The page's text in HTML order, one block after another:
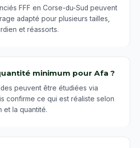
FFF en Corse-du-Sud peuvent
adapté pour plusieurs tailles,
et réassorts.
minimum pour Afa ?
peuvent être étudiées via
confirme ce qui est réaliste selon
et la quantité.